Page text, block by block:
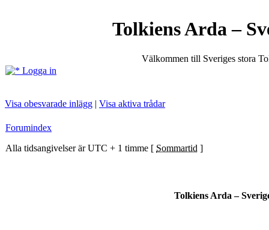
Tolkiens Arda –
Välkommen till Sveriges stora
Logga in
Visa obesvarade inlägg | Visa aktiva trådar
Forumindex
Alla tidsangivelser är UTC + 1 timme [ Sommartid ]
Tolkiens Arda –